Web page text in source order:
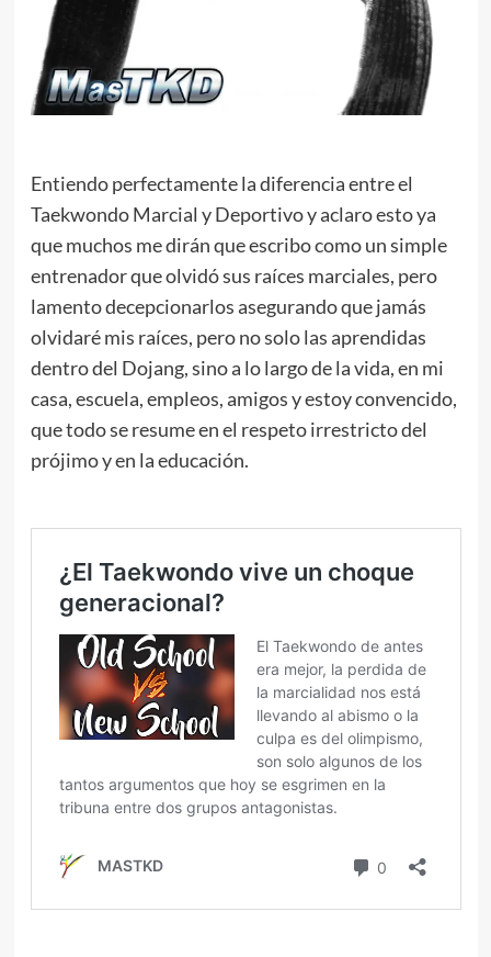
Entiendo perfectamente la diferencia entre el
Taekwondo Marcial y Deportivo y aclaro esto ya
que muchos me dirán que escribo como un simple
entrenador que olvidó sus raíces marciales, pero
lamento decepcionarlos asegurando que jamás
olvidaré mis raíces, pero no solo las aprendidas
dentro del Dojang, sino a lo largo de la vida, en mi
casa, escuela, empleos, amigos y estoy convencido,
que todo se resume en el respeto irrestricto del
prójimo y en la educación.